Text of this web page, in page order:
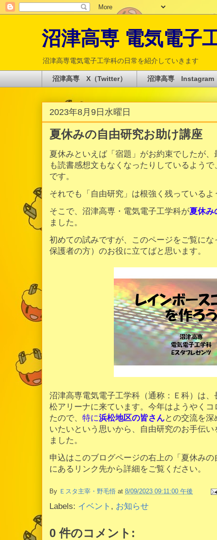
沼津高専 電気電子
沼津高専電気電子工学科の日常を紹介していきます
沼津高専 X（Twitter） 沼津高専 Instagram
2023年8月9日水曜日
夏休みの自由研究お助け講座
夏休みといえば「宿題」がお約束でしたが
も読書感想文もなくなったりしているよう
です。
それでも「自由研究」は根強く残っているよ
そこで、沼津高専・電気電子工学科が夏休み
ました。
初めての試みですが、このページをご覧に
保護者の方）のお役に立てばと思います。
沼津高専電気電子工学科（通称：Ｅ科）は
松アリーナに来ています。今年はようやく
たので、 特に浜松地区の皆さんとの交流を
いたいという思いから、自由研究のお手伝
ました。
申込はこのブログページの右上の「夏休み
にあるリンク先から詳細をご覧ください。
By Ｅスタ主宰・野毛悟 at 8/09/2023 09:11:00 午後
Labels: イベント , お知らせ
0 件のコメント: